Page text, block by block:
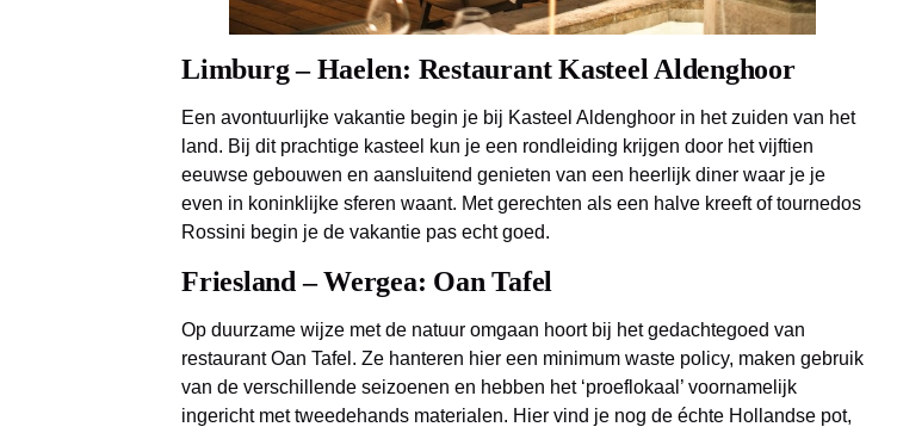
Limburg–Haelen: Restaurant Kasteel Aldenghoor
Een avontuurlijke vakantie begin je bij Kasteel Aldenghoor in het zuiden van het
land. Bij dit prachtige kasteel kun je een rondleiding krijgen door het vijftien
eeuwse gebouwen en aansluitend genieten van een heerlijk diner waar je je
even in koninklijke sferen waant. Met gerechten als een halve kreeft of tournedos
Rossini begin je de vakantie pas echt goed.
Friesland – Wergea: Oan Tafel
Op duurzame wijze met de natuur omgaan hoort bij het gedachtegoed van
restaurant Oan Tafel. Ze hanteren hier een minimum waste policy, maken gebruik
van de verschillende seizoenen en hebben het ‘proeflokaal’ voornamelijk
ingericht met tweedehands materialen. Hier vind je nog de échte Hollandse pot,